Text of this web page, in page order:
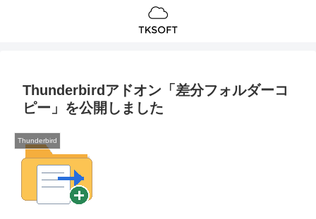
Thunderbirdアドオン「差分フォルダーコ
ピー」を公開しました
Thunderbird